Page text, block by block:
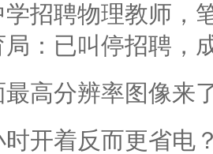
招聘物理教师，
：已叫停招聘，
最高分辨率图像来
时开着反而更省电